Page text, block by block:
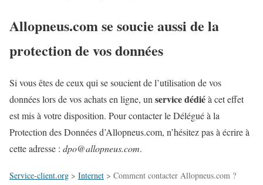
Allopneus.com se soucie aussi de la
protection de vos données
Si vous êtes de ceux qui se soucient de l’utilisation de vos
données lors de vos achats en ligne, un service dédiéà cet effet
est mis à votre disposition. Pour contacter le Délégué à la
Protection des Données d’Allopneus.com, n’hésitez pas à écrire à
cette adresse : dpo@allopneus.com.
Service-client.org > Internet > Comment contacter Allopneus.com ?